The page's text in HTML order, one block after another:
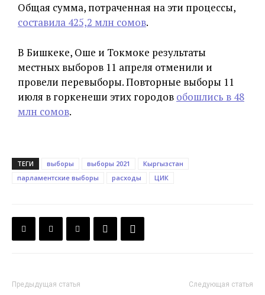
Общая сумма, потраченная на эти процессы,
составила 425,2 млн сомов.
В Бишкеке, Оше и Токмоке результаты
местных выборов 11 апреля отменили и
провели перевыборы. Повторные выборы 11
июля в горкенеши этих городов обошлись в 48
млн сомов.
ТЕГИ выборы выборы 2021
Кыргызстан
парламентские выборы
расходы ЦИК
Предыдущая статья Следующая статья